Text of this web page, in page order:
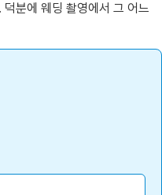
분에 웨딩 촬영에서 그 어느